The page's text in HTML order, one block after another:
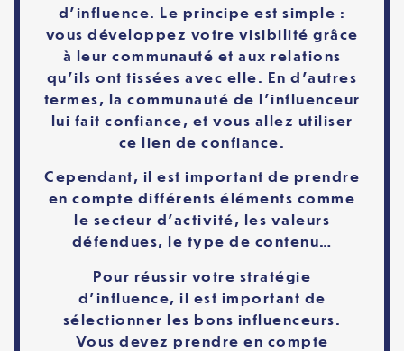
d’influence. Le principe est simple :
vous développez votre visibilité grâce
à leur communauté et aux relations
qu’ils ont tissées avec elle. En d’autres
termes, la communauté de l’influenceur
lui fait confiance, et vous allez utiliser
ce lien de confiance.
Cependant, il est important de prendre
en compte différents éléments comme
le secteur d’activité, les valeurs
défendues, le type de contenu…
Pour réussir votre stratégie
d’influence, il est important de
sélectionner les bons influenceurs.
Vous devez prendre en compte